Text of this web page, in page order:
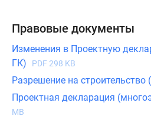
квартиру
в
ЖК
Никольское»
можно
с
Правовые документы
Изменения в Проектную
ГК)
PDF 298 KB
Разрешение на строительство
Проектная декларация
MB